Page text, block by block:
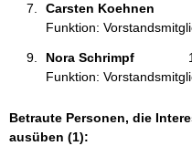
Carsten Koehnen
Funktion:
Nora Schrimpf
Funktion:
Betraute Personen, die
ausüben (1):